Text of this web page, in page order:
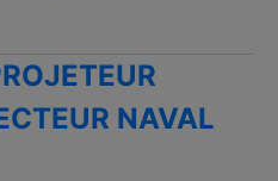
NAVAL